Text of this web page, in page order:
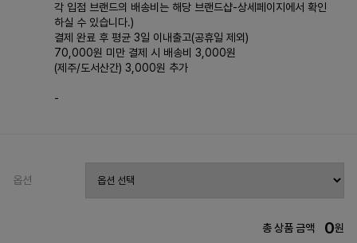
각 입점 브랜드의 배송비는 해당 브랜드샵-상세페이지에서 확인
하실 수 있습니다.)
결제 완료 후 평균 3일 이내출고(공휴일 제외)
70,000원 미만 결제 시 배송비 3,000원
(제주/도서산간) 3,000원 추가
-
옵션
총 상품 금액 0원